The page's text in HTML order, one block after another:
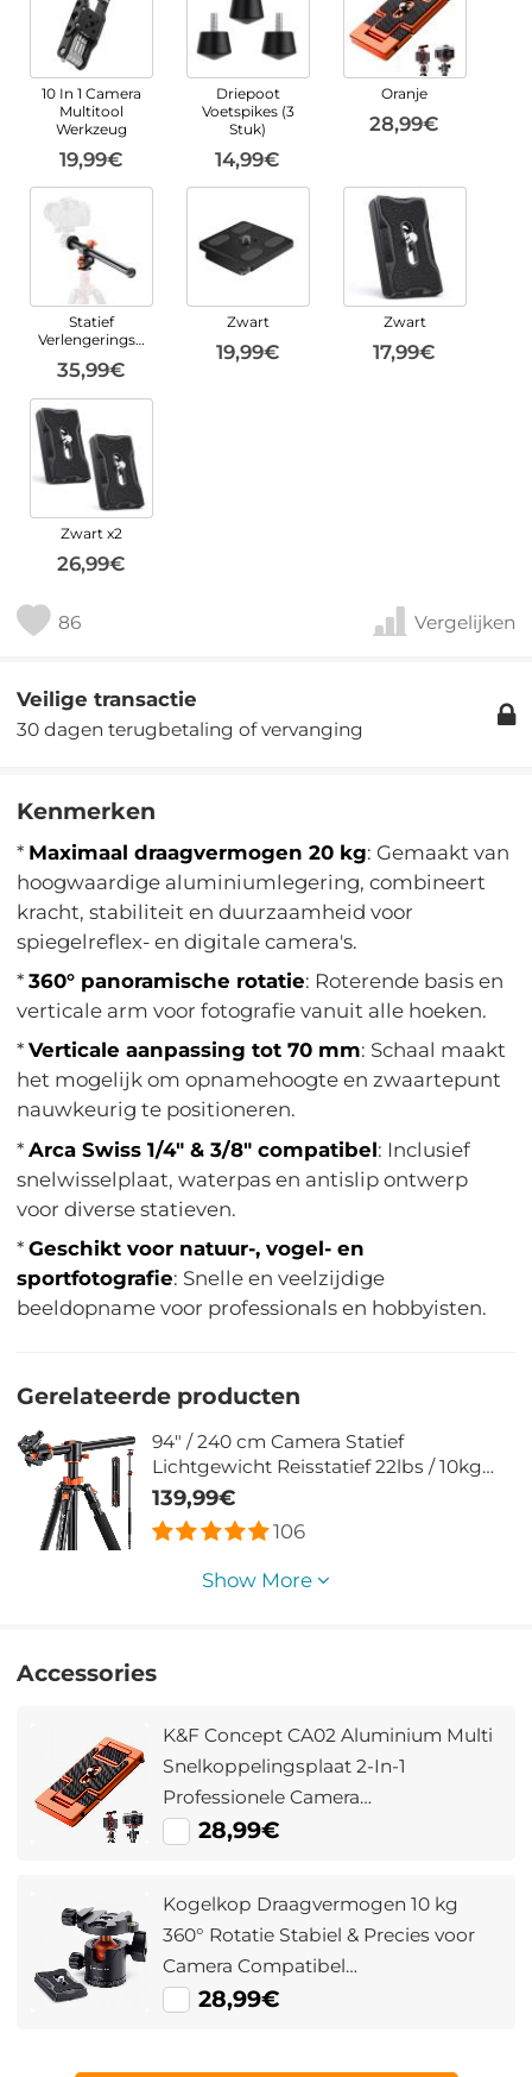
10 In 1 Camera
Multitool
Werkzeug
19,99€
Driepoot
Voetspikes (3
Stuk)
14,99€
Oranje
28,99€
Statief
Verlengeringsarm
35,99€
Zwart
19,99€
Zwart
17,99€
Zwart x2
26,99€
86 Vergelijken
Veilige transactie
30 dagen terugbetaling of vervanging
Kenmerken
* Maximaal draagvermogen 20 kg: Gemaakt van
hoogwaardige aluminiumlegering, combineert
kracht, stabiliteit en duurzaamheid voor
spiegelreflex- en digitale camera's.
*360° panoramische rotatie: Roterende basis en
verticale arm voor fotografie vanuit alle hoeken.
*Verticale aanpassing tot 70 mm: Schaal maakt
het mogelijk om opnamehoogte en zwaartepunt
nauwkeurig te positioneren.
*Arca Swiss 1/4" & 3/8" compatibel: Inclusief
snelwisselplaat, waterpas en antislip ontwerp
voor diverse statieven.
*Geschikt voor natuur-, vogel- en
sportfotografie: Snelle en veelzijdige
beeldopname voor professionals en hobbyisten.
Gerelateerde producten
94" / 240 cm Camera Statief
Lichtgewicht Reisstatief 22lbs / 10kg
Belasting met Afneembare Monopod
voor DSLR SLR T254A8+BH-28L
(SA254T1)
139,99€
106
Show More
Accessories
K&F Concept CA02 Aluminium Multi
Snelkoppelingsplaat 2-In-1
Professionele Camera
Snelkoppelingsplaat Voor
28,99€
Kogelkop Draagvermogen 10 kg
360° Rotatie Stabiel & Precies voor
Camera Compatibel
Canon/Nikon/Sony Lichtgewicht
28,99€